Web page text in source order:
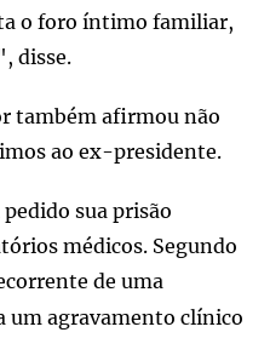
o foro íntimo familiar,
disse.
também afirmou não
ao ex-presidente.
sua prisão
médicos. Segundo
de uma
um agravamento clínico